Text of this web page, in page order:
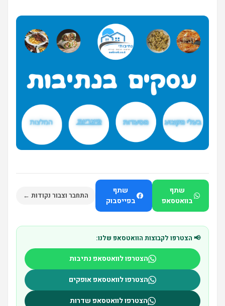
שתף
בוואטסאפ
שתף
בפייסבוק
התחבר וצבור נקודות ←
📢 הצטרפו לקבוצות הוואטסאפ שלנו:
הצטרפו לוואטסאפ נתיבות
הצטרפו לוואטסאפ אופקים
הצטרפו לוואטסאפ שדרות